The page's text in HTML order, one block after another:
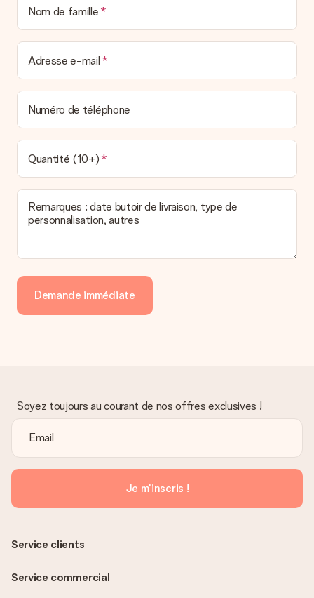
Nom de famille
Adresse e-mail
Numéro de téléphone
Quantité (10+)
Remarques : date butoir de livraison, type de
personnalisation, autres
Demande immédiate
Soyez toujours au courant de nos offres exclusives !
Je m'inscris !
Service clients
Service commercial